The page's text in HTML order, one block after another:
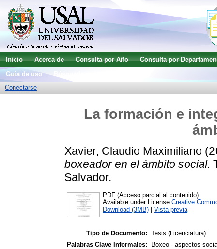
Inicio Acerca de Consulta por Año
Consulta por
Guía de uso
Conectarse
La formación e
Xavier, Claudio Maximiliano
boxeador en el ámbito social.
Salvador.
PDF (Acceso parcial al contenido)
Available under License Creative
Download (3MB)
Vista previa
Tipo de Documento: Tesis (Licenciatura)
Palabras Clave Informales:
Boxeo - aspectos